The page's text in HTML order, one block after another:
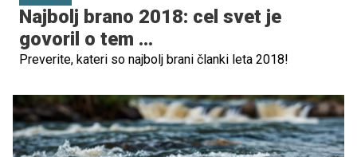
Najbolj brano 2018: cel svet je
govoril o tem ...
Preverite, kateri so najbolj brani članki leta 2018!